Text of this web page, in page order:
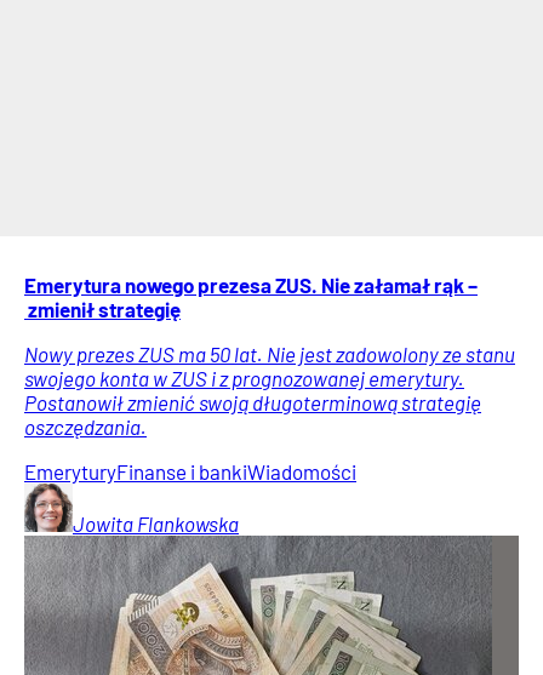
Emerytura nowego prezesa ZUS. Nie załamał rąk –
zmienił strategię
Nowy prezes ZUS ma 50 lat. Nie jest zadowolony ze stanu
swojego konta w ZUS i z prognozowanej emerytury.
Postanowił zmienić swoją długoterminową strategię
oszczędzania.
EmeryturyFinanse i bankiWiadomości
Jowita Flankowska